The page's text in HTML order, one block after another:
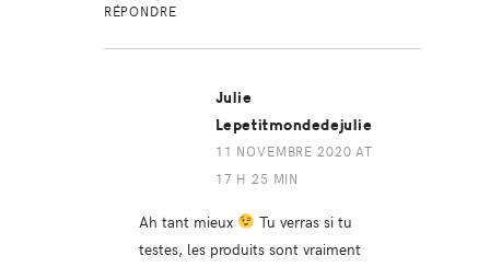
RÉPONDRE
Julie
Lepetitmondedejulie
11 NOVEMBRE 2020 AT
17 H 25 MIN
Ah tant mieux
Tu verras si tu
testes, les produits sont vraiment